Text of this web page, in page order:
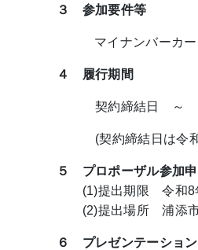
３ 参加要件等
マイナンバーカ
４ 履行期間
契約締結日 ～ 令
(契約締結日は令和8
５ プロポーザル参加
(1)提出期限 令和8年
(2)提出場所 浦添市
６ プレゼンテーショ